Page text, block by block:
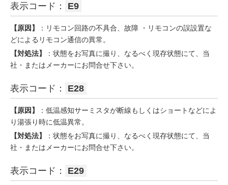
表示コード： E9
【原因】
：リモコン回路の不具合、故障 ・リモコンの誤設置な
どによるリモコン通信の異常。
【対処法】
：状態をお写真に撮り、なるべく現存状態にて、当
社・またはメーカーにお問合せ下さい。
表示コード： E28
【原因】
：低温感知サーミスタが断線もしくはショートなどによ
り湯張り時に低温異常。
【対処法】
：状態をお写真に撮り、なるべく現存状態にて、当
社・またはメーカーにお問合せ下さい。
表示コード： E29